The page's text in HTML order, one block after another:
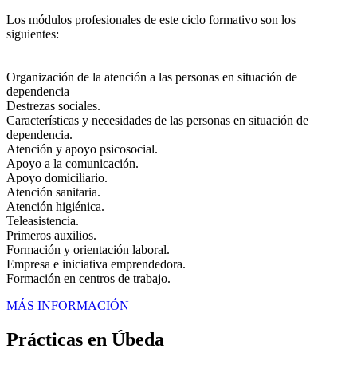
Los módulos profesionales de este ciclo formativo son los
siguientes:
Organización de la atención a las personas en situación de
dependencia
Destrezas sociales.
Características y necesidades de las personas en situación de
dependencia.
Atención y apoyo psicosocial.
Apoyo a la comunicación.
Apoyo domiciliario.
Atención sanitaria.
Atención higiénica.
Teleasistencia.
Primeros auxilios.
Formación y orientación laboral.
Empresa e iniciativa emprendedora.
Formación en centros de trabajo.
MÁS INFORMACIÓN
Prácticas en Úbeda